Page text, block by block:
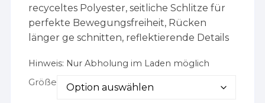
recyceltes Polyester, seitliche Schlitze für
perfekte Bewegungsfreiheit, Rücken
länger ge schnitten, reflektierende Details
Hinweis: Nur Abholung im Laden möglich
Größe